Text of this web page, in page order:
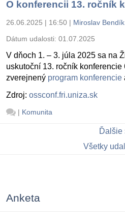
O konferencii 13. ročník
26.06.2025 | 16:50 | Miroslav Bendík
Dátum udalosti: 01.07.2025
V dňoch 1. – 3. júla 2025 sa na
uskutoční 13. ročník
zverejnený program konferencie
Zdroj: ossconf.fri.uniza.sk
| Komunita
Ďalšie
Všetky
Anketa